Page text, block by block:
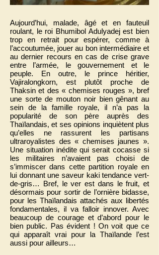
Aujourd’hui, malade, âgé et en fauteuil
roulant, le roi Bhumibol Adulyadej est bien
trop en retrait pour espérer, comme à
l’accoutumée, jouer au bon intermédiaire et
au dernier recours en cas de crise grave
entre l’armée, le gouvernement et le
peuple. En outre, le prince héritier,
Vajiralongkorn, est plutôt proche de
Thaksin et des « chemises rouges », bref
une sorte de mouton noir bien gênant au
sein de la famille royale, il n’a pas la
popularité de son père auprès des
Thaïlandais, et ses opinions inquiètent plus
qu’elles ne rassurent les partisans
ultraroyalistes des « chemises jaunes ».
Une situation inédite qui serait cocasse si
les militaires n’avaient pas choisi de
s’immiscer dans cette partition royale en
lui donnant une saveur kaki tendance vert-
de-gris… Bref, le ver est dans le fruit, et
désormais pour sortir de l’ornière bidasse,
pour les Thaïlandais attachés aux libertés
fondamentales, il va falloir innover. Avec
beaucoup de courage et d’abord pour le
bien public. Pas évident ! On voit que ce
qui apparaît vrai pour la Thaïlande l’est
aussi pour ailleurs…